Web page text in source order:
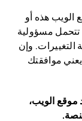
الويب هذه أو
تتحمل مسؤولية
التغييرات. وإن
موافقتك
الويب،